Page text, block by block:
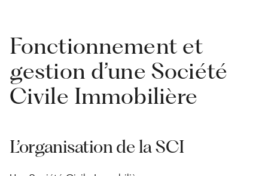
Fonctionnement et
gestion d’une Société
Civile Immobilière
L’organisation de la SCI